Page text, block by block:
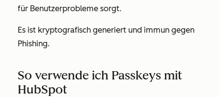
für Benutzerprobleme sorgt.
Es ist kryptografisch generiert und immun gegen
Phishing.
So verwende ich Passkeys mit
HubSpot